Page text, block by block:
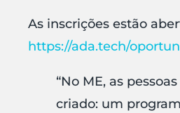
As inscrições estão
https://ada.tech/
“No ME, as
criado: um